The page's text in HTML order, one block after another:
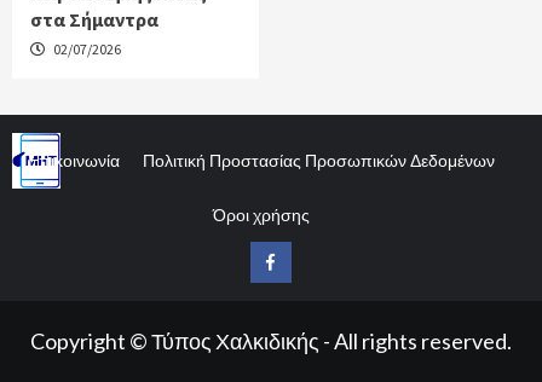
στα Σήμαντρα
02/07/2026
Επικοινωνία Πολιτική Προστασίας Προσωπικών Δεδομένων
Όροι χρήσης
Facebook
Copyright © Τύπος Χαλκιδικής - All rights reserved.